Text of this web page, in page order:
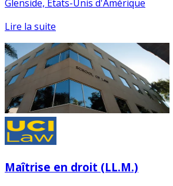
Glenside, États-Unis d'Amérique
Lire la suite
Maîtrise en droit (LL.M.)